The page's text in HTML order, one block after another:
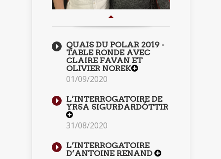
QUAIS DU POLAR 2019 -
TABLE RONDE AVEC
CLAIRE FAVAN ET
OLIVIER NOREK
01/09/2020
L’INTERROGATOIRE DE
YRSA SIGURÐARDÓTTIR
31/08/2020
L’INTERROGATOIRE
D’ANTOINE RENAND